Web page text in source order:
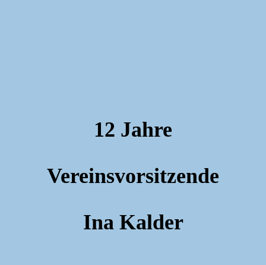
12 Jahre
Vereinsvorsitzende
Ina Kalder